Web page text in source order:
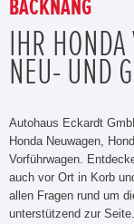
BACKNANG
IHR
NEU- UND
Autohaus Eckardt
Honda Neuwagen,
Vorführwagen.
auch vor Ort in Korb
allen Fragen rund um
unterstützend zur